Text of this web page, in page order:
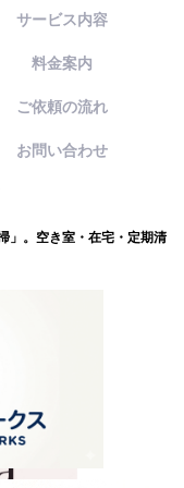
」。空き室・在宅・定期清
サービス内容
料金案内
ご依頼の流れ
お問い合わせ